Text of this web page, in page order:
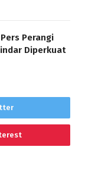
Perangi
Diperkuat